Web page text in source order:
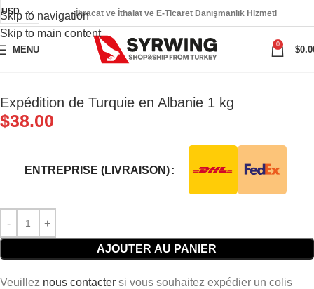
Skip to navigation
Skip to main content
USD İhracat ve İthalat ve E-Ticaret Danışmanlık Hizmeti
MENU
0
$
Expédition de Turquie en Albanie 1 kg
$38.00
ENTREPRISE (LIVRAISON)
AJOUTER AU PANIER
Veuillez nous contacter si vous souhaitez expédier un colis